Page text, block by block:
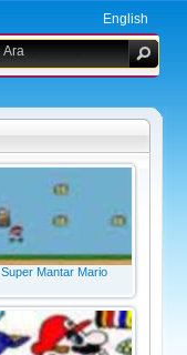
English
Super Mantar Mario